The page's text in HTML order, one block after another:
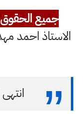
جميع
الاستاذ احمد